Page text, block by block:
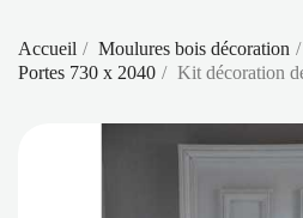
Accueil Moulures bois décoration
Portes 730 x 2040
Kit décoration